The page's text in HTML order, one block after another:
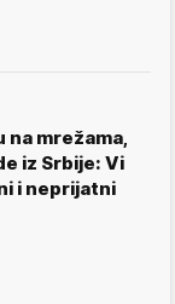
na mrežama,
iz Srbije: Vi
i neprijatni